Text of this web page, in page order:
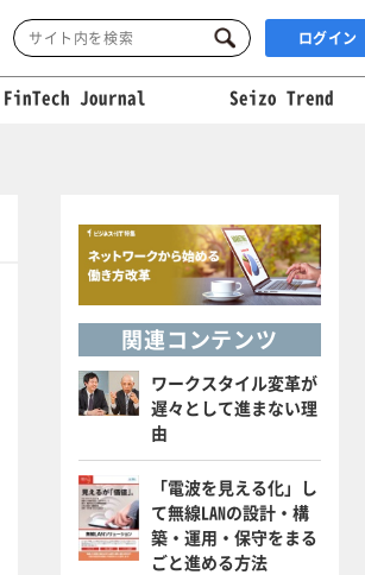
ログイン
FinTech Journal Seizo Trend
関連コンテンツ
ワークスタイル変革が
遅々として進まない理
由
「電波を見える化」し
て無線LANの設計・構
築・運用・保守をまる
ごと進める方法